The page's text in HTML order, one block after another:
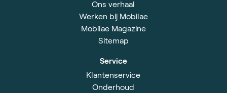
Ons verhaal
Werken bij Mobilae
Mobilae Magazine
Sitemap
Service
Klantenservice
Onderhoud